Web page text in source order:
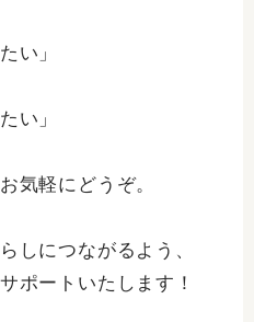
い」
い」
気軽にどうぞ。
しにつながるよう、
ポートいたします！